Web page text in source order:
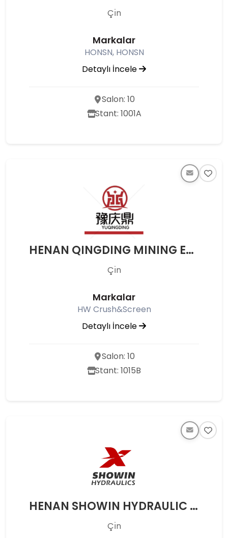
Çı̇n
Markalar
HONSN, HONSN
Detaylı İncele
Salon: 10
Stant: 1001A
HENAN QINGDING MINING EQUIPMENT CO., LTD.
Çı̇n
Markalar
HW Crush&Screen
Detaylı İncele
Salon: 10
Stant: 1015B
HENAN SHOWIN HYDRAULIC TECHNOLOGY CO., LTD.
Çı̇n